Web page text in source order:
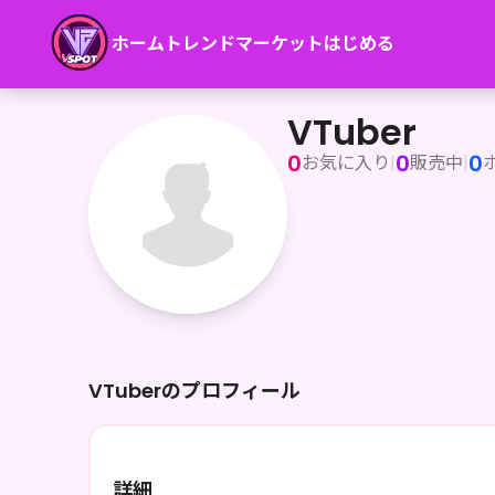
ホーム トレンドマーケットはじめる
VTuber
VTuber
0お気に入り |0販売中|0
VTuberのプロフィール